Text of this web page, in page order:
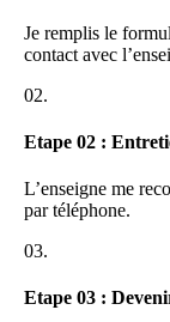
tout en restant
commissions
France)
honoraires
Envoi d’une
licencié de la
Je remplis le
contact avec
02.
Etape 02 :
L’enseigne me
par téléphone.
03.
Etape 03 :